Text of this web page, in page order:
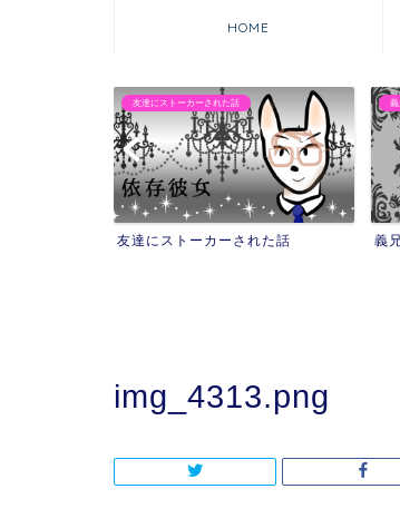
HOME
義兄嫁との闘い
義兄嫁との闘い
img_4313.png